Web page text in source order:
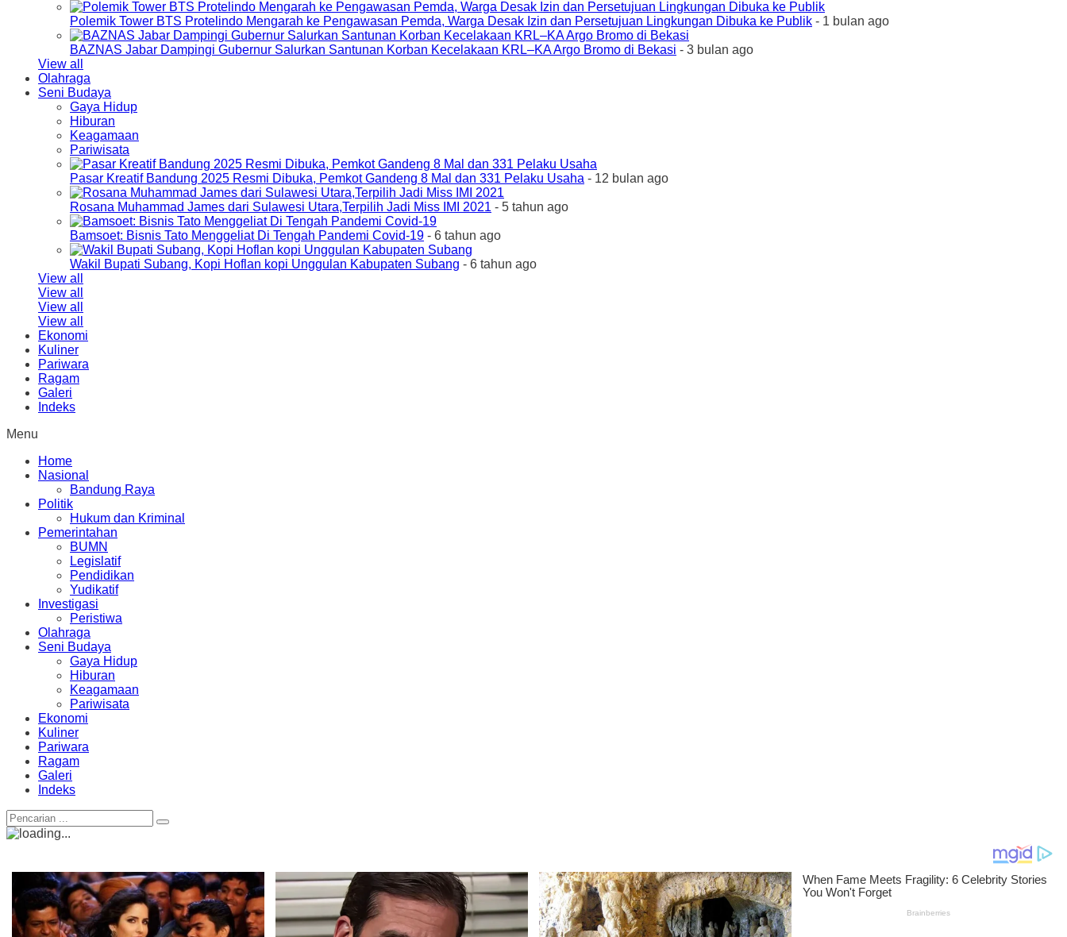
Polemik Tower BTS Protelindo Mengarah ke Pengawasan Pemda, Warga Desak Izin dan Persetujuan Lingkungan Dibuka ke Publik - 1 bulan ago
BAZNAS Jabar Dampingi Gubernur Salurkan Santunan Korban Kecelakaan KRL–KA Argo Bromo di Bekasi - 3 bulan ago
View all
Olahraga
Seni Budaya
Gaya Hidup
Hiburan
Keagamaan
Pariwisata
Pasar Kreatif Bandung 2025 Resmi Dibuka, Pemkot Gandeng 8 Mal dan 331 Pelaku Usaha - 12 bulan ago
Rosana Muhammad James dari Sulawesi Utara,Terpilih Jadi Miss IMI 2021 - 5 tahun ago
Bamsoet: Bisnis Tato Menggeliat Di Tengah Pandemi Covid-19 - 6 tahun ago
Wakil Bupati Subang, Kopi Hoflan kopi Unggulan Kabupaten Subang - 6 tahun ago
View all
View all
View all
View all
Ekonomi
Kuliner
Pariwara
Ragam
Galeri
Indeks
Menu
Home
Nasional
Bandung Raya
Politik
Hukum dan Kriminal
Pemerintahan
BUMN
Legislatif
Pendidikan
Yudikatif
Investigasi
Peristiwa
Olahraga
Seni Budaya
Gaya Hidup
Hiburan
Keagamaan
Pariwisata
Ekonomi
Kuliner
Pariwara
Ragam
Galeri
Indeks